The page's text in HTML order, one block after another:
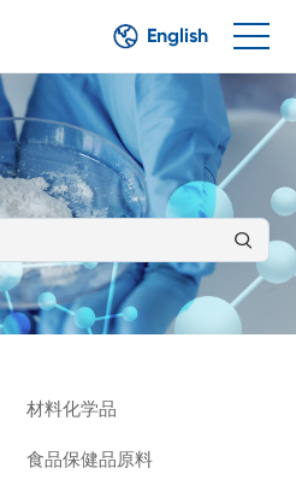
English
材料化学品
食品保健品原料